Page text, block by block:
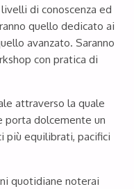
di conoscenza ed
quello dedicato ai
avanzato. Saranno
con pratica di
attraverso la quale
porta dolcemente un
più equilibrati, pacifici
quotidiane noterai